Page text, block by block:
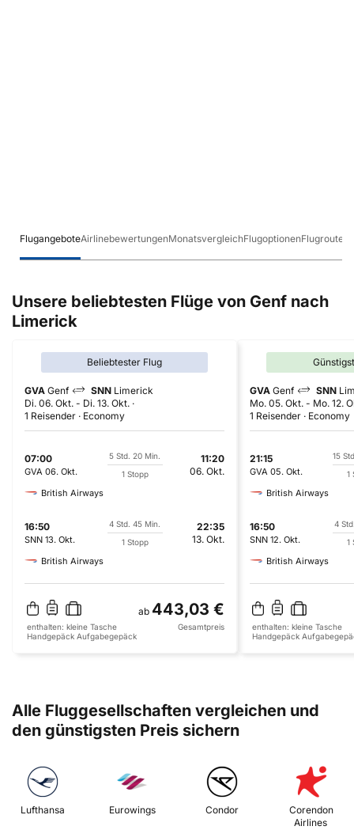
FlugangeboteAirlinebewertungenMonatsvergleichFlugoptionenFlugrouten
Unsere beliebtesten Flüge von Genf nach
Limerick
Beliebtester Flug
GVA Genf SNN Limerick
Di. 06. Okt. - Di. 13. Okt.
1 Reisender
Economy
07:00
GVA 06. Okt.
5 Std. 20 Min.
1 Stopp
11:20
06. Okt.
British Airways
16:50
SNN 13. Okt.
4 Std. 45 Min.
1 Stopp
22:35
13. Okt.
British Airways
ab 443,03 €
enthalten: kleine Tasche
Handgepäck Aufgabegepäck
Gesamtpreis
GVA Genf SNN
Mo. 05. Okt. - Mo. 12.
1 Reisender
Economy
21:15
GVA 05. Okt.
15
1
British Airways
16:50
SNN 12. Okt.
4
1
British Airways
enthalten: kleine Tasche
Handgepäck
Alle Fluggesellschaften vergleichen und
den günstigsten Preis sichern
Lufthansa Eurowings Condor
Corendon
Airlines